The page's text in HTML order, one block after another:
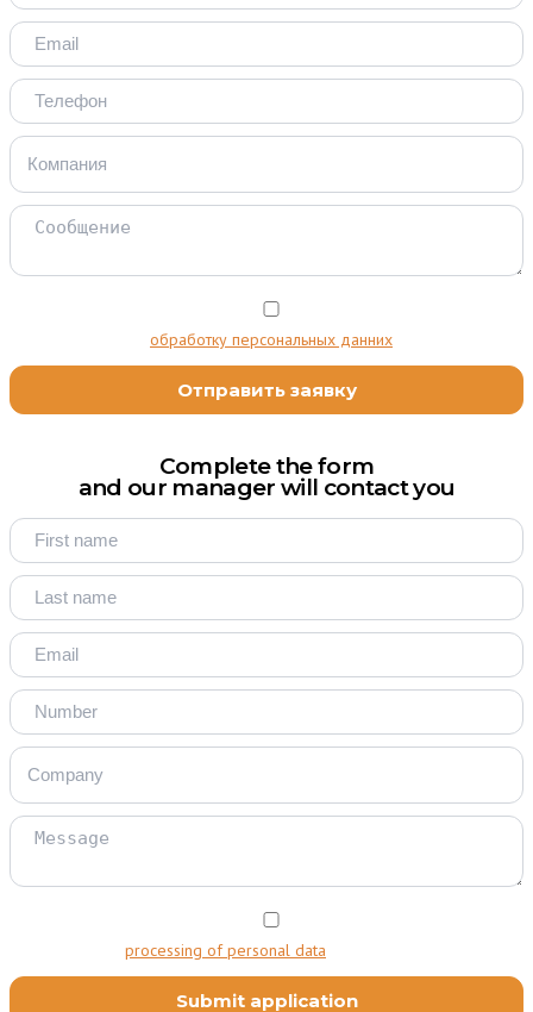
обработку персональных данних
Complete the form
and our manager will contact you
processing of personal data